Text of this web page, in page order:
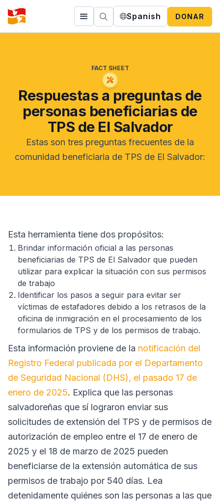
Spanish DONAR
FACT SHEET
Respuestas a preguntas de
personas beneficiarias de
TPS de El Salvador
Estas son tres preguntas frecuentes de la
comunidad beneficiaria de TPS de El Salvador:
Esta herramienta tiene dos propósitos:
Brindar información oficial a las personas
beneficiarias de TPS de El Salvador que pueden
utilizar para explicar la situación con sus permisos
de trabajo
Identificar los pasos a seguir para evitar ser
víctimas de estafadores debido a los retrasos de la
oficina de inmigración en el procesamiento de los
formularios de TPS y de los permisos de trabajo.
Esta información proviene de la notificación del
Registro Federal publicada por el Departamento
de Seguridad Nacional (DHS), el pasado 17 de
enero de 2025. Explica que las personas
salvadoreñas que sí lograron enviar sus
solicitudes de extensión del TPS y de permisos de
autorización de empleo entre el 17 de enero de
2025 y el 18 de marzo de 2025 pueden
beneficiarse de la extensión automática de sus
permisos de trabajo por 540 días. Lea
detenidamente quiénes son las personas a las que